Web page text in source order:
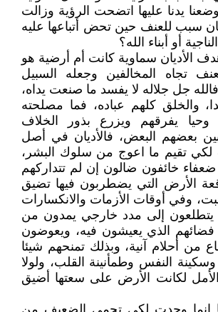
يدنا عليها اتضحت الرؤية وزالت
سبب للعنف حين تحض أتباعها عليه
أو أبناء الله؟
الأديان سماوية كانت أم أرضية هو
تجاه المخالفين وجعله السبيل
فالله جل جلاله لا يفسد ما صنعت يداه،
والخلق كلهم عباده، فما مصلحته
يفرقهم ويزرع بذور الخلاف
بعضهم البعض، فالأديان في أصل
لكي تقيم ما اعوج من سلوك البشر،
ضعفاء خائفون ضالون إن لم تتداركهم
الأرض التي يضطربون فيها تضيق
وفي أوقات الأزمات والانكسارات
يتطلعون إلى مدد خارجي يمدون من
الذي يعيشون فيه، ويعوضون
من أحلام آنية، وبذلك تمنحهم شيئا
النفس وطمأنينة القلب، ولولا
لكانت الأرض على سعتها أضيق